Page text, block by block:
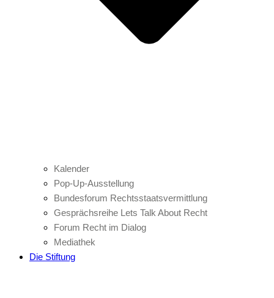
Kalender
Pop-Up-Ausstellung
Bundesforum Rechtsstaatsvermittlung
Gesprächsreihe Lets Talk About Recht
Forum Recht im Dialog
Mediathek
Die Stiftung